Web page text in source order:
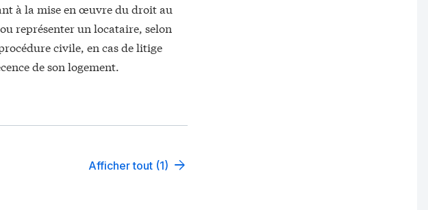
à la mise en œuvre du droit au
représenter un locataire, selon
civile, en cas de litige
de son logement.
Afficher tout (1)